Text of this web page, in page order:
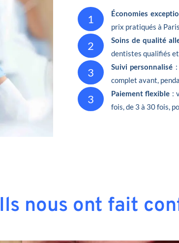
1 Économies
prix pratiqués à
2 Soins de qualité
dentistes qualifiés
3 Suivi personnalisé
complet avant,
3 Paiement flexible :
fois, de 3 à 30 fois,
Ils nous ont fait